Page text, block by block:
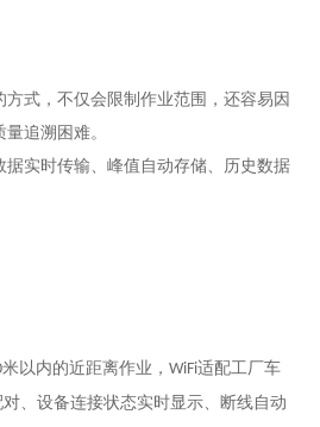
式，不仅会限制作业范围，还容易因
追溯困难。
实时传输、峰值自动存储、历史数据
米以内的近距离作业， WiFi适配工厂车
、设备连接状态实时显示、断线自动